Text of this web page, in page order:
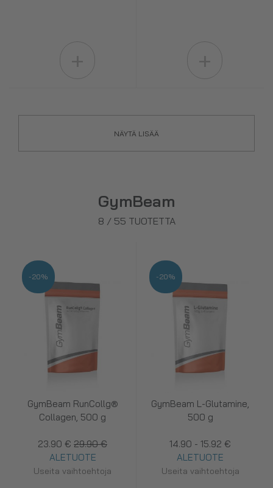
NÄYTÄ LISÄÄ
GymBeam
8 / 55 TUOTETTA
GymBeam RunCollg®
Collagen, 500 g
23.90 € 29.90 €
ALETUOTE
Useita vaihtoehtoja
-20%
GymBeam L-Glutamine,
500 g
14.90 - 15.92 €
ALETUOTE
Useita vaihtoehtoja
-20%